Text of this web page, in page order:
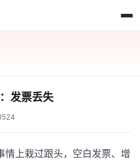
发票丢失
上栽过跟头，空白发票、增